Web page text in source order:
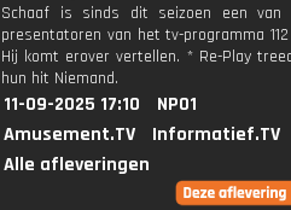
Schaaf is sinds dit seizoen een van
presentatoren van het tv-programma
Hij komt erover vertellen. * Re-Play
hun hit Niemand.
11-09-2025 17:10
NPO1
Amusement.TV
Informatief.TV
Alle afleveringen